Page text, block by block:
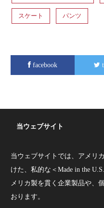
スケート パンツ
facebook
当ウェブサイト
当ウェブサイトでは、アメリ
けた、私的な＜Made in the
メリカ製を貫く企業製品や、
おります。